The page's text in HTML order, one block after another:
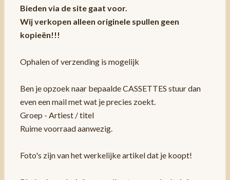
Bieden via de site gaat voor.
Wij verkopen alleen originele spullen geen
kopieën!!!
Ophalen of verzending is mogelijk
Ben je opzoek naar bepaalde CASSETTES stuur dan
even een mail met wat je precies zoekt.
Groep - Artiest / titel
Ruime voorraad aanwezig.
Foto's zijn van het werkelijke artikel dat je koopt!